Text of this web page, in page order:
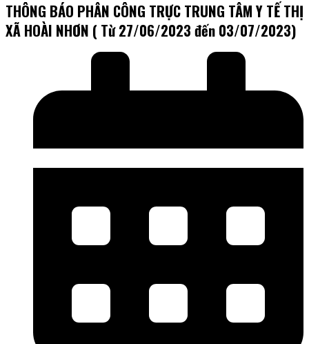
THÔNG BÁO PHÂN CÔNG TRỰC TRUNG TÂM Y TẾ THỊ
XÃ HOÀI NHƠN ( Từ 27/06/2023 đến 03/07/2023)